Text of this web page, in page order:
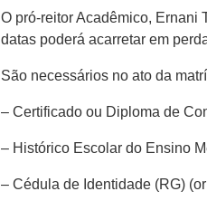
O pró-reitor Acadêmico, Ernani
datas poderá acarretar em
São necessários no ato da
– Certificado ou Diploma de
– Histórico Escolar do Ensino
– Cédula de Identidade (RG)